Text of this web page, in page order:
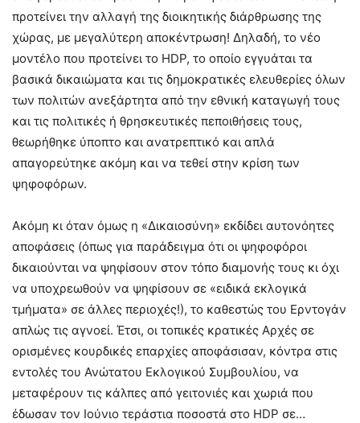
προτείνει την αλλαγή της διοικητικής διάρθρωσης της
χώρας, με μεγαλύτερη αποκέντρωση! Δηλαδή, το νέο
μοντέλο που προτείνει το HDΡ, το οποίο εγγυάται τα
βασικά δικαιώματα και τις δημοκρατικές ελευθερίες όλων
των πολιτών ανεξάρτητα από την εθνική καταγωγή τους
και τις πολιτικές ή θρησκευτικές πεποιθήσεις τους,
θεωρήθηκε ύποπτο και ανατρεπτικό και απλά
απαγορεύτηκε ακόμη και να τεθεί στην κρίση των
ψηφοφόρων.
Ακόμη κι όταν όμως η «Δικαιοσύνη» εκδίδει αυτονόητες
αποφάσεις (όπως για παράδειγμα ότι οι ψηφοφόροι
δικαιούνται να ψηφίσουν στον τόπο διαμονής τους κι όχι
να υποχρεωθούν να ψηφίσουν σε «ειδικά εκλογικά
τμήματα» σε άλλες περιοχές!), το καθεστώς του Ερντογάν
απλώς τις αγνοεί. Έτσι, οι τοπικές κρατικές Αρχές σε
ορισμένες κουρδικές επαρχίες αποφάσισαν, κόντρα στις
εντολές του Ανώτατου Εκλογικού Συμβουλίου, να
μεταφέρουν τις κάλπες από γειτονιές και χωριά που
έδωσαν τον Ιούνιο τεράστια ποσοστά στο HDP σε…